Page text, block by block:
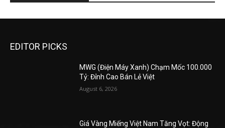
EDITOR PICKS
MWG (Điện Máy Xanh) Chạm Mốc 100.000
Tỷ: Đỉnh Cao Bán Lẻ Việt
August 6, 2026
Giá Vàng Miếng Việt Nam Tăng Vọt: Động